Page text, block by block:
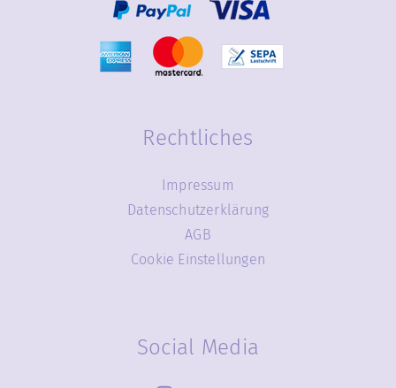
Rechtliches
Impressum
Datenschutzerklärung
AGB
Cookie Einstellungen
Social Media